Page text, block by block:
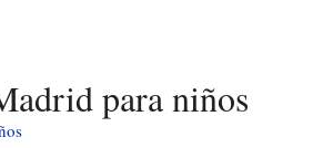
para niños